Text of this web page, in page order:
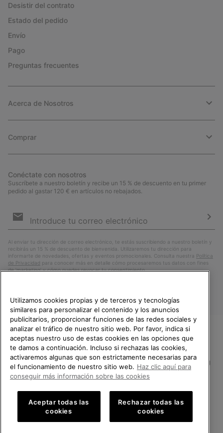
Desistir del contrato
Estado del pedido
Envío
Pago
Preguntas frecuentes
Acerca de Nosotros
Comprar
Conéctate con nosotros
Suscríbete a nuestro boletín y recibe un 15 % de descuento en tu primer
pedido al gastar 120 € en artículos no rebajados.
de
Al enviar tu dirección de correo electrónico, te estás suscribiendo a nuestro boletín y
recibirás un 15 % de descuento de bienvenida. Utilizaremos tu dirección para
informarte de novedades, ofertas y eventos promocionales. Consulta nuestra Política
de Privacidad para conocer más en detalle cómo procesaremos tus datos con fines
de ’marketing’ y cómo puedes revocar tu consentimiento.
España
SOREL.Reservados todos los derechos.
Política de Privacidad Condiciones De Uso Terminos de Venta
Cookies Impressum Public CBCR
TE DAMOS LA BIENVENIDA A
SOREL.
POR FAVOR, SELECCIONA TU
PAÍS.
Compras en línea disponibles
United States
Utilizamos cookies propias y de terceros y tecnologías
similares para personalizar el contenido y los anuncios
publicitarios, proporcionar funciones de las redes sociales y
analizar el tráfico de nuestro sitio web. Por favor, indica si
aceptas nuestro uso de estas cookies en las opciones que
te damos a continuación. Incluso si rechazas las cookies,
activaremos algunas que son estrictamente necesarias para
el funcionamiento de nuestro sitio web. Haz clic aquí para
conseguir más información sobre las cookies
Aceptar todas las
cookies
Rechazar todas las
cookies